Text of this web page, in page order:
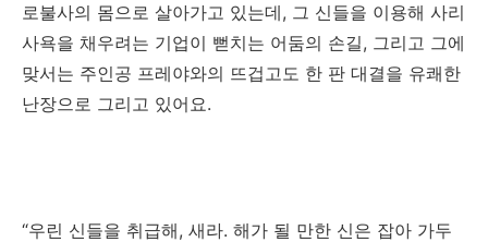
로불사의 몸으로 살아가고 있는데, 그 신들을 이용해 사리
사욕을 채우려는 기업이 뻗치는 어둠의 손길, 그리고 그에
맞서는 주인공 프레야와의 뜨겁고도 한 판 대결을 유쾌한
난장으로 그리고 있어요.
“우린 신들을 취급해, 새라. 해가 될 만한 신은 잡아 가두